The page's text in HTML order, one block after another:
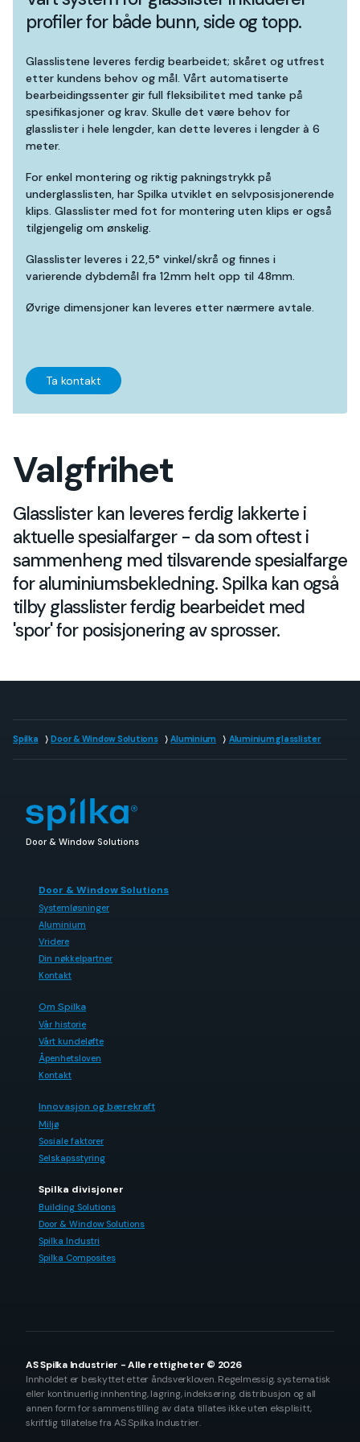
profiler for både bunn, side og topp.
Glasslistene leveres ferdig bearbeidet; skåret og utfrest
etter kundens behov og mål. Vårt automatiserte
bearbeidingssenter gir full fleksibilitet med tanke på
spesifikasjoner og krav. Skulle det være behov for
glasslister i hele lengder, kan dette leveres i lengder à 6
meter.
For enkel montering og riktig pakningstrykk på
underglasslisten, har Spilka utviklet en selvposisjonerende
klips. Glasslister med fot for montering uten klips er også
tilgjengelig om ønskelig.
Glasslister leveres i 22,5° vinkel/skrå og finnes i
varierende dybdemål fra 12mm helt opp til 48mm.
Øvrige dimensjoner kan leveres etter nærmere avtale.
Ta kontakt
Valgfrihet
Glasslister kan leveres ferdig lakkerte i
aktuelle spesialfarger - da som oftest i
sammenheng med tilsvarende spesialfarge
for aluminiumsbekledning. Spilka kan også
tilby glasslister ferdig bearbeidet med
'spor' for posisjonering av sprosser.
Spilka Door & Window Solutions Aluminium Aluminium glasslister
Door & Window Solutions
Door & Window Solutions
Systemløsninger
Aluminium
Vridere
Din nøkkelpartner
Kontakt
Om Spilka
Vår historie
Vårt kundeløfte
Åpenhetsloven
Kontakt
Innovasjon og bærekraft
Miljø
Sosiale faktorer
Selskapsstyring
Spilka divisjoner
Building Solutions
Door & Window Solutions
Spilka Industri
Spilka Composites
AS Spilka Industrier - Alle rettigheter © 2026
Innholdet er beskyttet etter åndsverkloven. Regelmessig, systematisk
eller kontinuerlig innhenting, lagring, indeksering, distribusjon og all
annen form for sammenstilling av data tillates ikke uten eksplisitt,
skriftlig tillatelse fra AS Spilka Industrier.